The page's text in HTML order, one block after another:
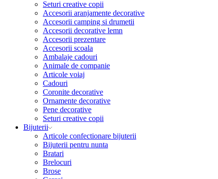
Seturi creative copii
Accesorii aranjamente decorative
Accesorii camping si drumetii
Accesorii decorative lemn
Accesorii prezentare
Accesorii scoala
Ambalaje cadouri
Animale de companie
Articole voiaj
Cadouri
Coronite decorative
Ornamente decorative
Pene decorative
Seturi creative copii
Bijuterii
Articole confectionare bijuterii
Bijuterii pentru nunta
Bratari
Brelocuri
Brose